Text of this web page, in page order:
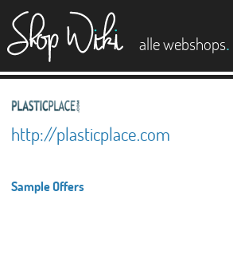
alle webshops.
http://plasticplace.com
Sample Offers